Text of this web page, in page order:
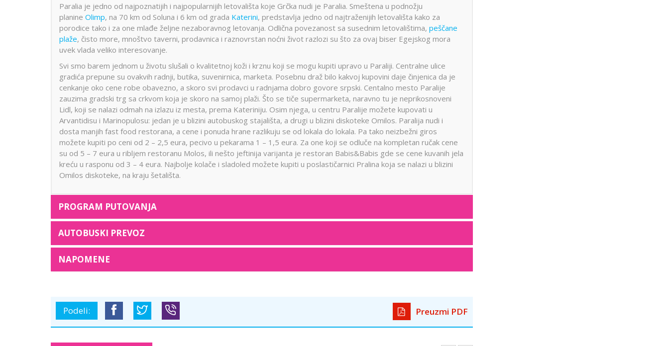
Paralia je jedno od najpoznatijih i najpopularnijih letovališta koje Grčka nudi je Paralia. Smeštena u podnožju
planine Olimp, na 70 km od Soluna i 6 km od grada Katerini, predstavlja jedno od najtraženijih letovališta kako za
porodice tako i za one mlađe željne nezaboravnog letovanja. Odlična povezanost sa susednim letovalištima, peščane
plaže, čisto more, mnoštvo taverni, prodavnica i raznovrstan noćni život razlozi su što za ovaj biser Egejskog mora
uvek vlada veliko interesovanje.
Svi smo barem jednom u životu slušali o kvalitetnoj koži i krznu koji se mogu kupiti upravo u Paraliji. Centralne ulice
gradića prepune su ovakvih radnji, butika, suvenirnica, marketa. Posebnu draž bilo kakvoj kupovini daje činjenica da je
cenkanje oko cene robe obavezno, a skoro svi prodavci u radnjama dobro govore srpski. Centalno mesto Paralije
zauzima gradski trg sa crkvom koja je skoro na samoj plaži. Što se tiče supermarketa, naravno tu je neprikosnoveni
Lidl, koji se nalazi odmah na izlazu iz mesta, prema Kateriniju. Osim njega, u centru Paralije možete kupovati u
Arvantidisu i Marinopulosu: jedan je u blizini autobuskog stajališta, a drugi u blizini diskoteke Omilos. Paralija nudi i
dosta manjih fast food restorana, a cene i ponuda hrane razlikuju se od lokala do lokala. Pa tako neizbežni giros
možete kupiti po ceni od 2 – 2,5 eura, pecivo u pekarama 1 – 1,5 eura. Za one koji se odluče na kompletan ručak cene
su od 5 – 7 eura u ribljem restoranu Molos, ili nešto jeftinija varijanta je restoran Babis&Babis gde se cene kuvanih jela
kreću u rasponu od 3 – 4 eura. Najbolje kolače i sladoled možete kupiti u poslastičarnici Pralina koja se nalazi u blizini
Omilos diskoteke, na kraju šetališta.
PROGRAM PUTOVANJA
AUTOBUSKI PREVOZ
NAPOMENE
Podeli: Preuzmi PDF